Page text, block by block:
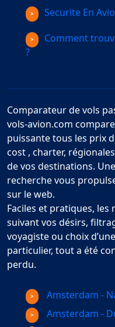
Securite En
Comment
?
Comparateur de vols
vols-avion.com
puissante tous les prix
cost , charter,
de vos destinations.
recherche vous
sur le web.
Faciles et pratiques,
suivant vos désirs,
voyagiste ou choix
particulier, tout a été
perdu.
Amsterdam -
Amsterdam -